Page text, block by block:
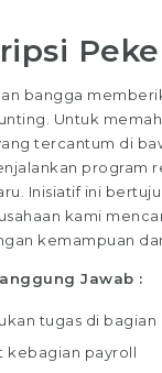
bangga
Untuk
tercantum di
program
Inisiatif ini
kami
kemampuan
Jawab :
tugas di
kebagian payroll